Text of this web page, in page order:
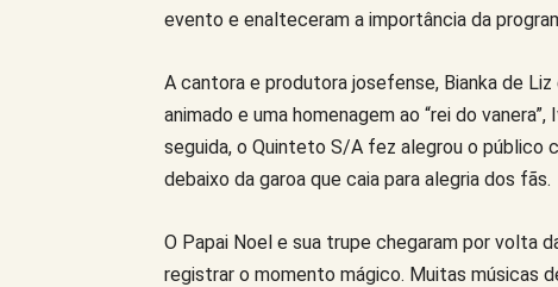
evento e enalteceram a importância da
A cantora e produtora josefense, Bianka de
animado e uma homenagem ao “rei do
seguida, o Quinteto S/A fez alegrou o público
debaixo da garoa que caia para alegria dos fãs.
O Papai Noel e sua trupe chegaram por volta
registrar o momento mágico. Muitas músicas